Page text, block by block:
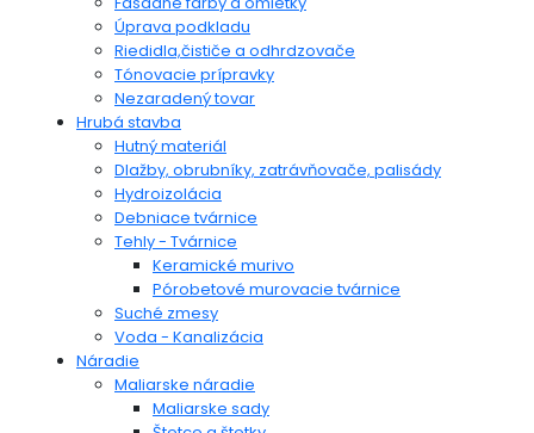
Úprava podkladu
Riedidla,čističe a odhrdzovače
Tónovacie prípravky
Nezaradený tovar
Hrubá stavba
Hutný materiál
Dlažby, obrubníky, zatrávňovače, palisády
Hydroizolácia
Debniace tvárnice
Tehly - Tvárnice
Keramické murivo
Pórobetové murovacie tvárnice
Suché zmesy
Voda - Kanalizácia
Náradie
Maliarske náradie
Maliarske sady